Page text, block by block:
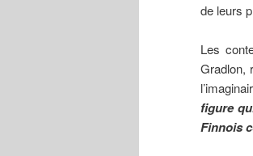
de leurs
Les
Gradlon,
figure
Finnois